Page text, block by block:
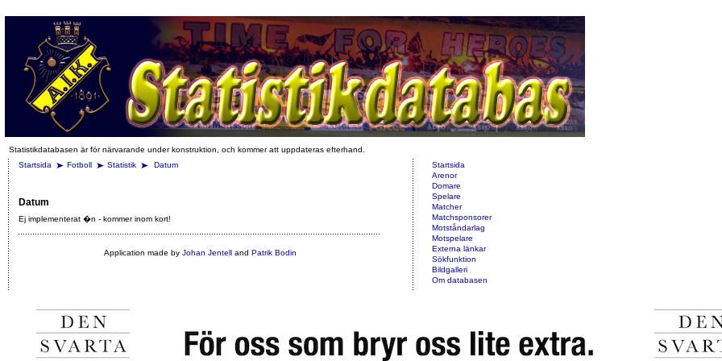
Statistikdatabasen är för närvarande under konstruktion, och kommer att uppdateras efterhand.
Startsida
Fotboll Statistik Datum
Datum
Ej implementerat �n - kommer inom kort!
Application made by Johan Jentelland Patrik Bodin
Startsida
Arenor
Domare
Spelare
Matcher
Matchsponsorer
Motståndarlag
Motspelare
Externa länkar
Sökfunktion
Bildgalleri
Om databasen